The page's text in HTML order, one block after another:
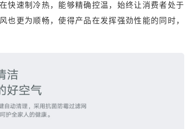
快速制冷热，能够精确控温，始终让消费者处于
也更为顺畅，使得产品在发挥强劲性能的同时，